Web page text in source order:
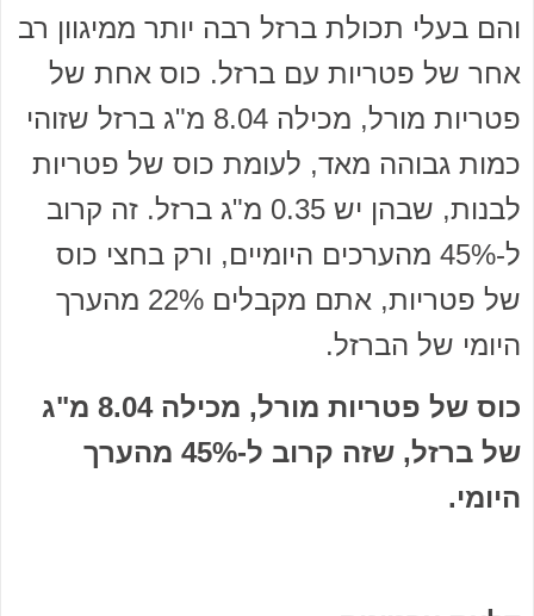
והם בעלי תכולת ברזל רבה יותר ממיגוון רב
אחר של פטריות עם ברזל. כוס אחת של
פטריות מורל, מכילה 8.04 מ"ג ברזל שזוהי
כמות גבוהה מאד, לעומת כוס של פטריות
לבנות, שבהן יש 0.35 מ"ג ברזל. זה קרוב
ל-45% מהערכים היומיים, ורק בחצי כוס
של פטריות, אתם מקבלים 22% מהערך
היומי של הברזל.
כוס של פטריות מורל, מכילה 8.04 מ"ג
של ברזל, שזה קרוב ל-45% מהערך
היומי.